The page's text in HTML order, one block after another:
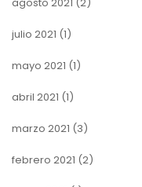
julio 2021 (1)
mayo 2021 (1)
abril 2021 (1)
marzo 2021 (3)
febrero 2021 (2)